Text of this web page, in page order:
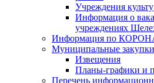
Учреждения
Информация о
учреждениях
Информация по
Муниципальные закупки
Извещения
Планы-графики и
Перечень